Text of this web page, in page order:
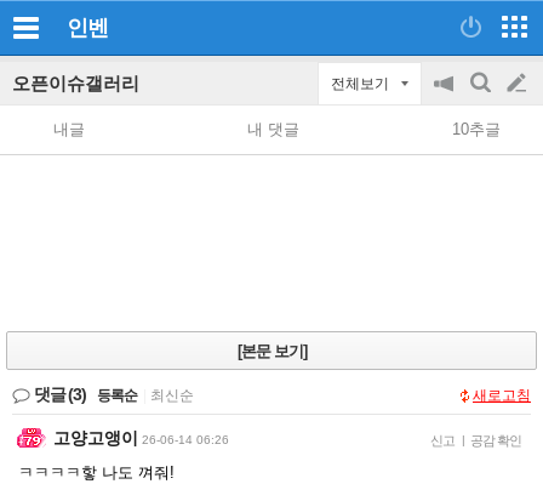
인벤
오픈이슈갤러리 전체보기
공
지
on/off
검
색
글
쓰
내글 내 댓글 10추글
[본문 보기]
댓글(3) 등록순 최신순 새로고침
고양고앵이 26-06-14 06:26 신고 | 공감 확인
ㅋㅋㅋㅋ핳 나도 껴줘!